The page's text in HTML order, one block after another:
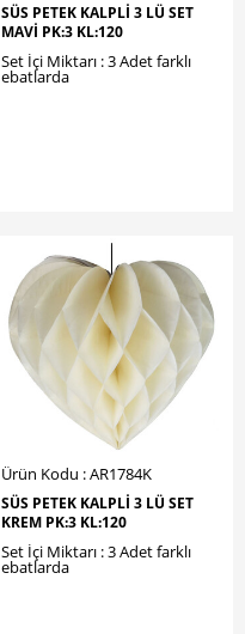
SÜS PETEK KALPLİ 3 LÜ SET
MAVİ PK:3 KL:120
Set İçi Miktarı : 3 Adet farklı
ebatlarda
Ürün Kodu : AR1784K
SÜS PETEK KALPLİ 3 LÜ SET
KREM PK:3 KL:120
Set İçi Miktarı : 3 Adet farklı
ebatlarda